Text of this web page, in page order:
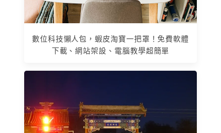
數位科技懶人包，蝦皮淘寶一把罩！免費軟體
下載、網站架設、電腦教學超簡單